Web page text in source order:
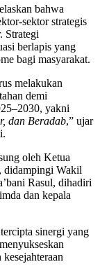
bahwa
sektor strategis
Strategi
berlapis yang
bagi masyarakat.
melakukan
demi
yakni
dan Beradab,” ujar
oleh Ketua
didampingi Wakil
Rasul, dihadiri
dan kepala
sinergi yang